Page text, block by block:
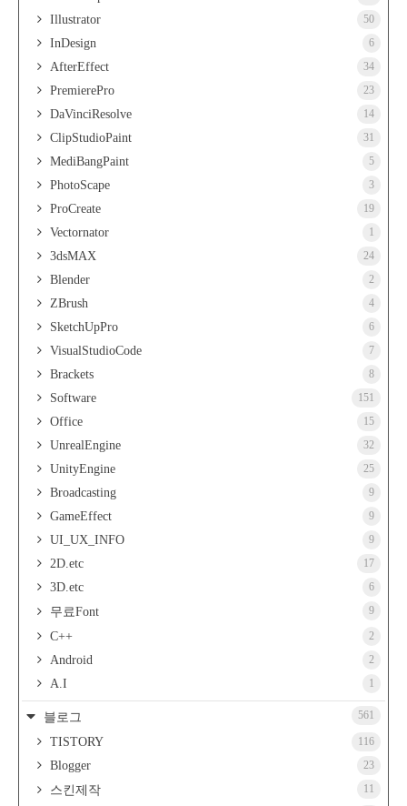
Illustrator 50
InDesign 6
AfterEffect 34
PremierePro 23
DaVinciResolve 14
ClipStudioPaint 31
MediBangPaint 5
PhotoScape 3
ProCreate 19
Vectornator 1
3dsMAX 24
Blender 2
ZBrush 4
SketchUpPro 6
VisualStudioCode 7
Brackets 8
Software 151
Office 15
UnrealEngine 32
UnityEngine 25
Broadcasting 9
GameEffect 9
UI_UX_INFO 9
2D.etc 17
3D.etc 6
무료Font 9
C++ 2
Android 2
A.I 1
블로그 561
TISTORY 116
Blogger 23
스킨제작 11